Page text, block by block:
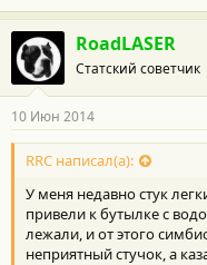
RoadLASER
Статский советчик
10 Июн 2014
RRC написал(а):
У меня недавно стук
привели к бутылке с
лежали, и от этого
неприятный стучок, а